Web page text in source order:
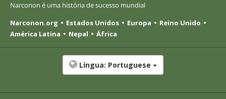
Narconon é uma história de sucesso mundial
Narconon.org
Estados Unidos Europa
Reino Unido
América Latina
Nepal África
Língua: Portuguese